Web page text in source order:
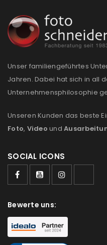
ANMELDEN
Benutzername oder E-
Unser familiengeführtes
Jahren. Dabei hat sich in all
Unternehmensphilosophie
Unseren Kunden das beste
Foto, Video und
SOCIAL ICONS
Bewerte uns: